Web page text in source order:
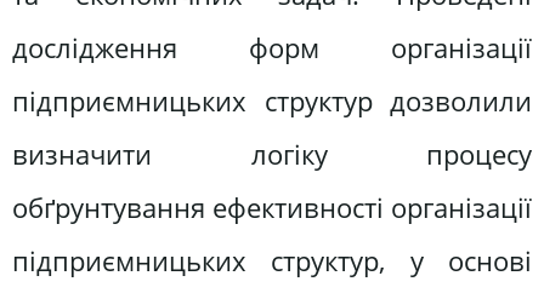
дослідження форм організації
підприємницьких структур дозволили
визначити логіку процесу
обґрунтування ефективності організації
підприємницьких структур, у основі